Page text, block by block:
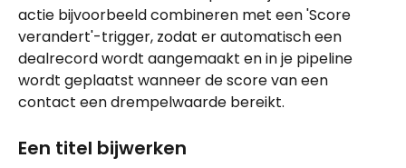
actie bijvoorbeeld combineren met een 'Score
verandert'-trigger, zodat er automatisch een
dealrecord wordt aangemaakt en in je pipeline
wordt geplaatst wanneer de score van een
contact een drempelwaarde bereikt.
Een titel bijwerken